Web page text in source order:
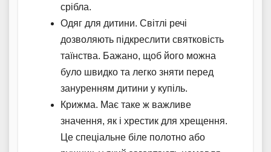
срібла.
Одяг для дитини. Світлі речі
дозволяють підкреслити святковість
таїнства. Бажано, щоб його можна
було швидко та легко зняти перед
зануренням дитини у купіль.
Крижма. Має таке ж важливе
значення, як і хрестик для хрещення.
Це спеціальне біле полотно або